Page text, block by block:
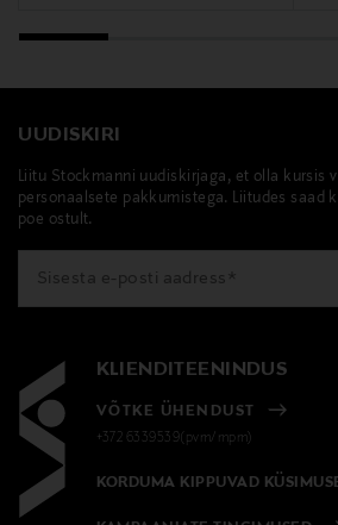
UUDISKIRI
Liitu Stockmanni uudiskirjaga, et olla kursis
personaalsete pakkumistega. Liitudes saad
poe ostult.
KLIENDITEENINDUS
VÕTKE ÜHENDUST
+372 6339539(pvm/mpm)
KORDUMA KIPPUVAD